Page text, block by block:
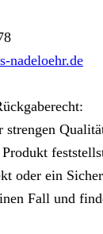
nadeloehr.de
strengen
oder ein
Fall und